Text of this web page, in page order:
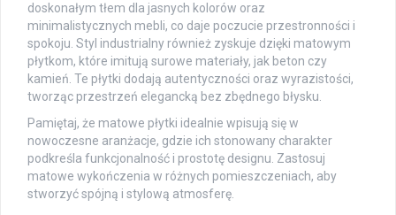
doskonałym tłem dla jasnych kolorów oraz
minimalistycznych mebli, co daje poczucie przestronności i
spokoju. Styl industrialny również zyskuje dzięki matowym
płytkom, które imitują surowe materiały, jak beton czy
kamień. Te płytki dodają autentyczności oraz wyrazistości,
tworząc przestrzeń elegancką bez zbędnego błysku.
Pamiętaj, że matowe płytki idealnie wpisują się w
nowoczesne aranżacje, gdzie ich stonowany charakter
podkreśla funkcjonalność i prostotę designu. Zastosuj
matowe wykończenia w różnych pomieszczeniach, aby
stworzyć spójną i stylową atmosferę.